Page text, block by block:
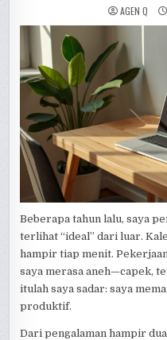
AGEN Q
Beberapa tahun lalu, saya
terlihat “ideal” dari luar.
hampir tiap menit.
saya merasa aneh—capek,
itulah saya sadar: saya
produktif.
Dari pengalaman hampir